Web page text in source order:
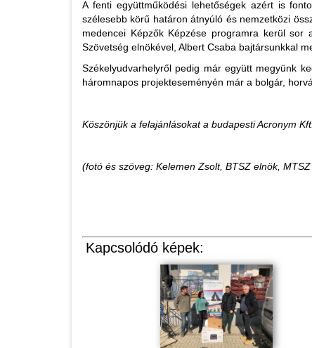
A fenti együttműködési lehetőségek azért is
szélesebb körű határon átnyúló és nemzetközi
medencei Képzők Képzése programra kerül sor
Szövetség elnökével, Albert Csaba bajtársunkkal
Székelyudvarhelyről pedig már együtt megyünk
háromnapos projekteseményén már a bolgár,
Köszönjük a felajánlásokat a budapesti Acronym
(fotó és szöveg: Kelemen Zsolt, BTSZ elnök,
Kapcsolódó képek: